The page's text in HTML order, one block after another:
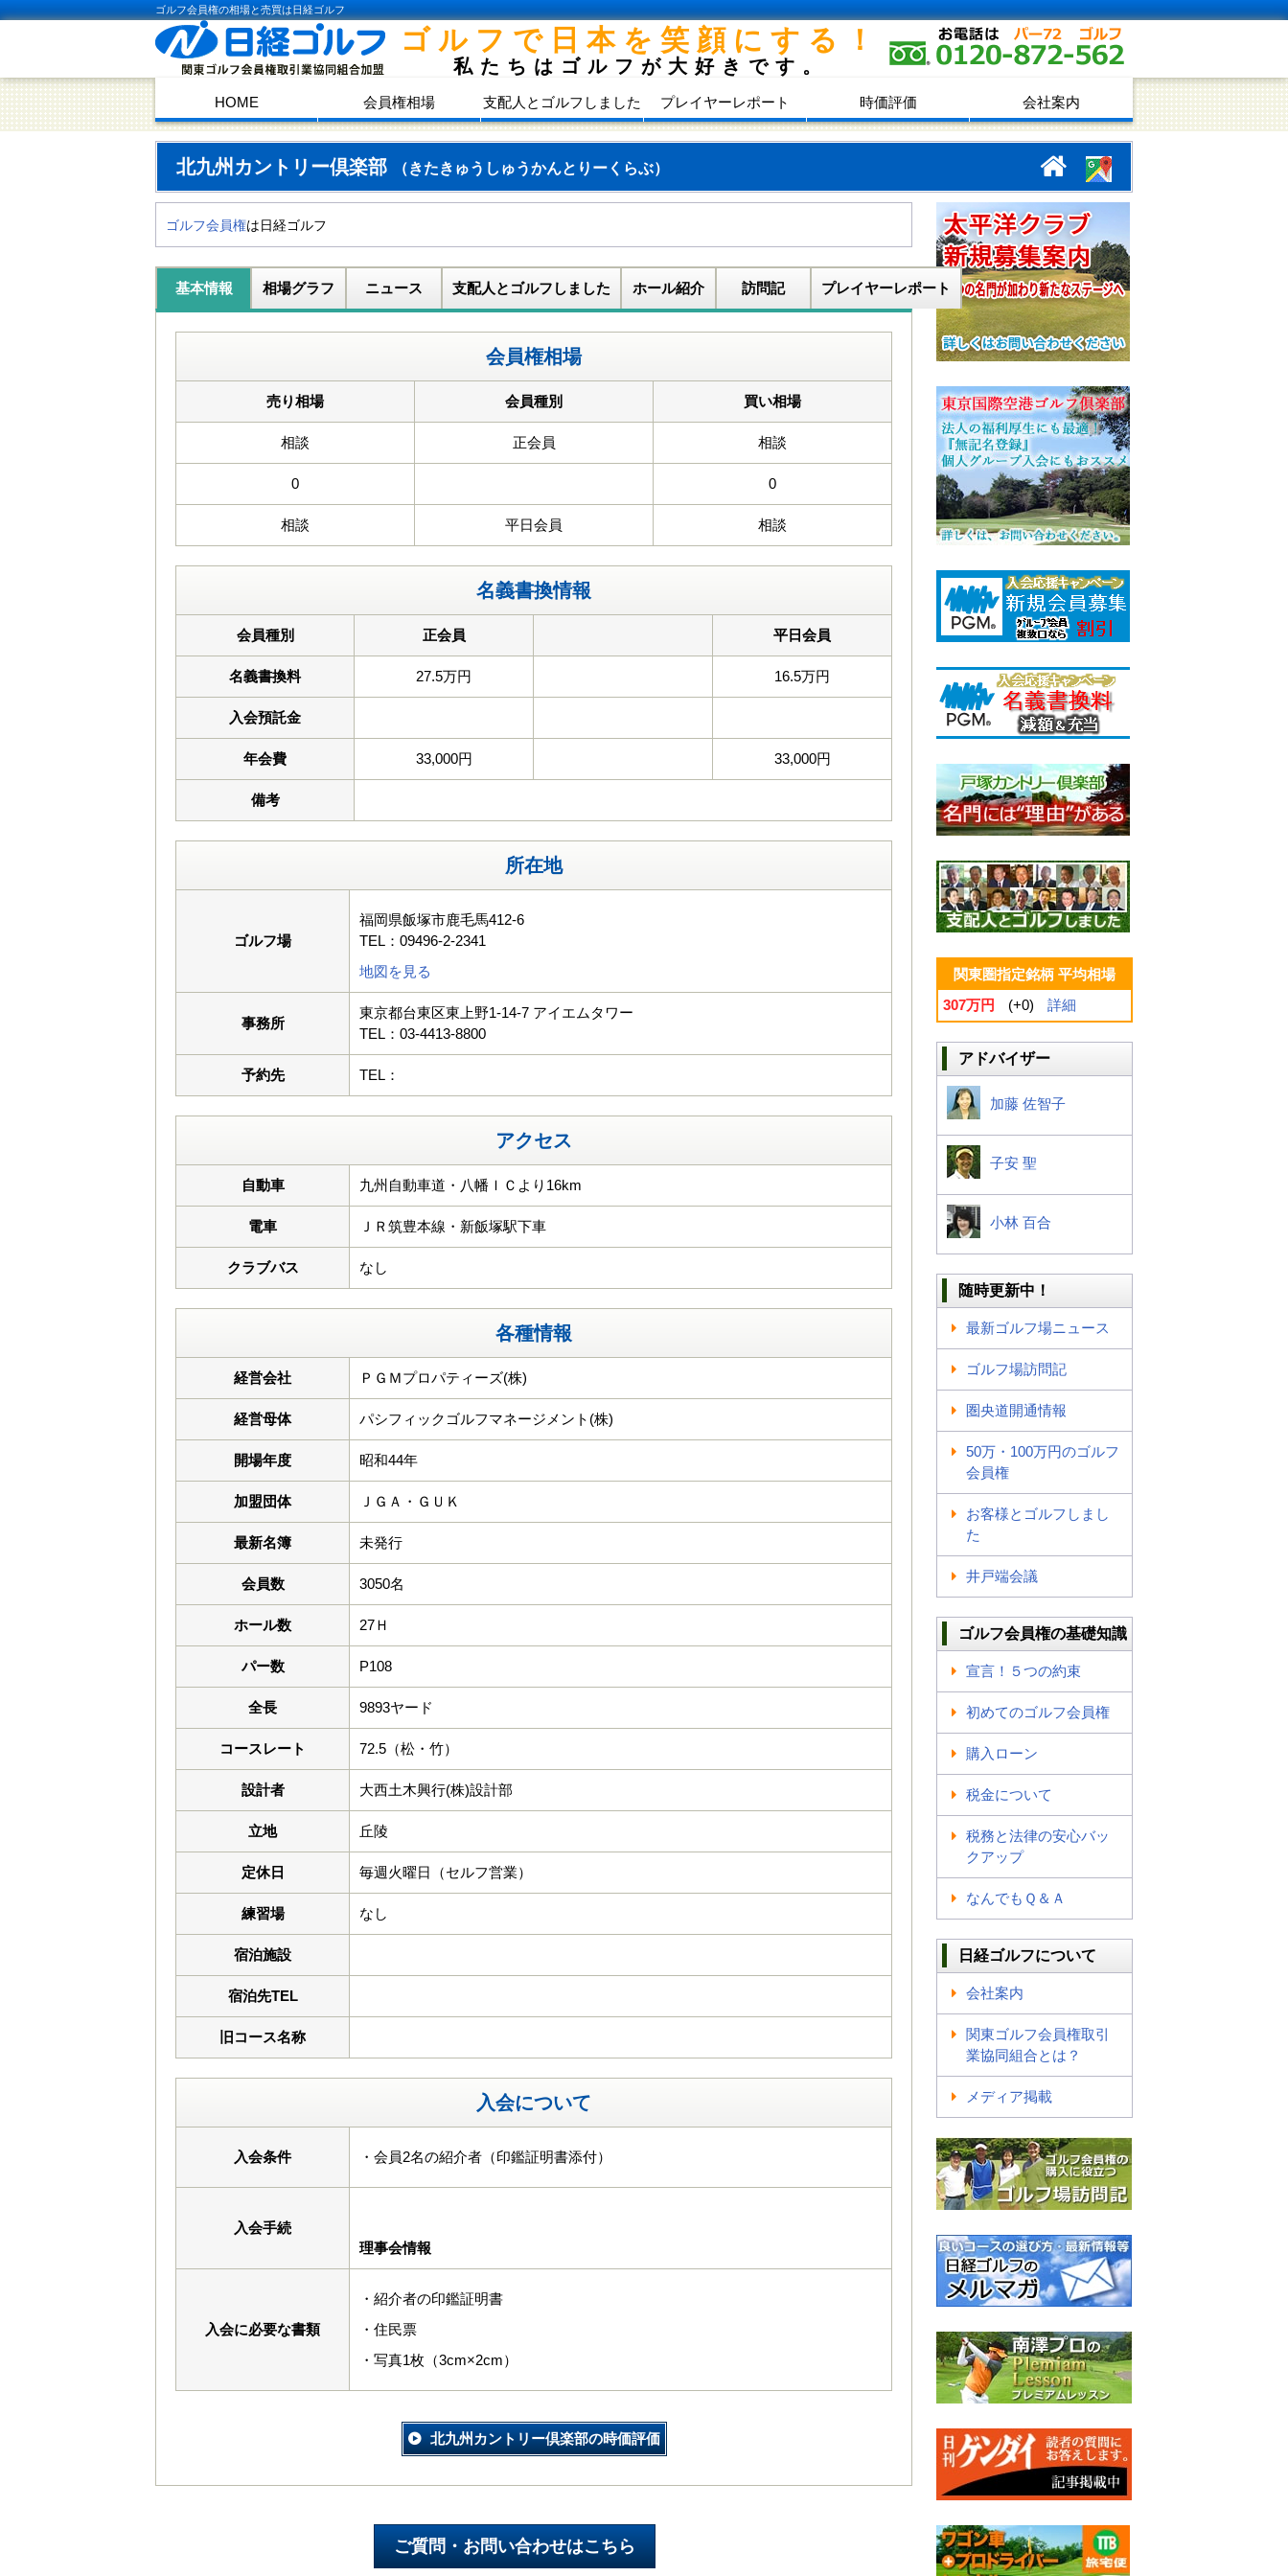
ゴルフ会員権の相場と売買は日経ゴルフ
ゴルフで日本を笑顔にする！
私たちはゴルフが大好きです。
HOME 会員権相場 支配人とゴルフしました プレイヤーレポート 時価評価 会社案内
北九州カントリー倶楽部 （きたきゅうしゅうかんとりーくらぶ）
ゴルフ会員権は日経ゴルフ
基本情報 相場グラフ ニュース 支配人とゴルフしました ホール紹介 訪問記 プレイヤーレポート
会員権相場
売り相場 会員種別 買い相場
相談 正会員 相談
0 0
相談 平日会員 相談
名義書換情報
会員種別 正会員 平日会員
名義書換料 27.5万円 16.5万円
入会預託金
年会費 33,000円 33,000円
備考
所在地
ゴルフ場
福岡県飯塚市鹿毛馬412-6
TEL：09496-2-2341
地図を見る
事務所
東京都台東区東上野1-14-7 アイエムタワー
TEL：03-4413-8800
予約先 TEL：
アクセス
自動車 九州自動車道・八幡ＩＣより16km
電車 ＪＲ筑豊本線・新飯塚駅下車
クラブバス なし
各種情報
経営会社 ＰＧＭプロパティーズ(株)
経営母体 パシフィックゴルフマネージメント(株)
開場年度 昭和44年
加盟団体 ＪＧＡ・ＧＵＫ
最新名簿 未発行
会員数 3050名
ホール数 27Ｈ
パー数 P108
全長 9893ヤード
コースレート 72.5（松・竹）
設計者 大西土木興行(株)設計部
立地 丘陵
定休日 毎週火曜日（セルフ営業）
練習場 なし
宿泊施設
宿泊先TEL
旧コース名称
入会について
入会条件 ・会員2名の紹介者（印鑑証明書添付）
入会手続
理事会情報
入会に必要な書類
・紹介者の印鑑証明書
・住民票
・写真1枚（3cm×2cm）
北九州カントリー倶楽部の時価評価
関東圏指定銘柄 平均相場
307万円
(+0) 詳細
アドバイザー
加藤 佐智子
子安 聖
小林 百合
随時更新中！
最新ゴルフ場ニュース
ゴルフ場訪問記
圏央道開通情報
50万・100万円のゴルフ
会員権
お客様とゴルフしまし
た
井戸端会議
ゴルフ会員権の基礎知識
宣言！５つの約束
初めてのゴルフ会員権
購入ローン
税金について
税務と法律の安心バッ
クアップ
なんでもＱ＆Ａ
日経ゴルフについて
会社案内
関東ゴルフ会員権取引
業協同組合とは？
メディア掲載